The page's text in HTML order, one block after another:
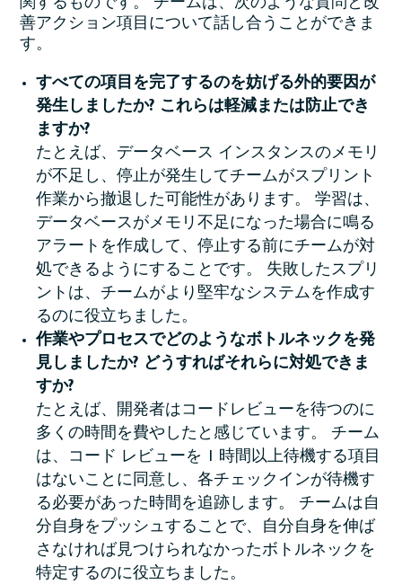
関するものです。 チームは、次のような質問と改
善アクション項目について話し合うことができま
す。
すべての項目を完了するのを妨げる外的要因が
発生しましたか? これらは軽減または防止でき
ますか?
たとえば、データベース インスタンスのメモリ
が不足し、停止が発生してチームがスプリント
作業から撤退した可能性があります。 学習は、
データベースがメモリ不足になった場合に鳴る
アラートを作成して、停止する前にチームが対
処できるようにすることです。 失敗したスプリ
ントは、チームがより堅牢なシステムを作成す
るのに役立ちました。
作業やプロセスでどのようなボトルネックを発
見しましたか? どうすればそれらに対処できま
すか?
たとえば、開発者はコードレビューを待つのに
多くの時間を費やしたと感じています。 チーム
は、コード レビューを 1 時間以上待機する項目
はないことに同意し、各チェックインが待機す
る必要があった時間を追跡します。 チームは自
分自身をプッシュすることで、自分自身を伸ば
さなければ見つけられなかったボトルネックを
特定するのに役立ちました。